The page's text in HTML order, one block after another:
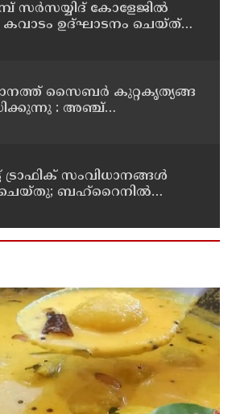
സർസയ്യിദ് കോളേജിൽ
കവാടം ഉദ്ഘാടനം ചെയ്ത്
സൈ​ബ​ര്‍ കു​റ്റ​കൃ​ത്യ​ങ്ങ​
: അഞ്ച്​
ട്രാഫിക് സംവിധാനങ്ങള്‍
ബഹ്‌റൈനില്‍
കുറഞ്ഞു